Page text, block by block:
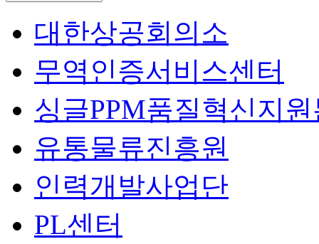
대한상공회의소
무역인증서비스센터
싱글PPM품질혁신지
유통물류진흥원
인력개발사업단
PL센터